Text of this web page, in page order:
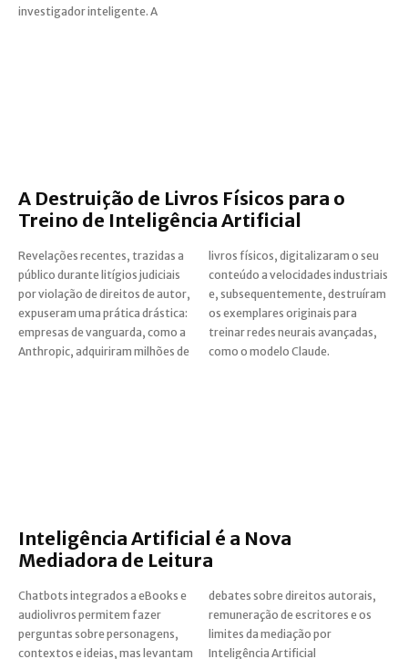
investigador inteligente. A
A Destruição de Livros Físicos para o
Treino de Inteligência Artificial
Revelações recentes, trazidas a
público durante litígios judiciais
por violação de direitos de autor,
expuseram uma prática drástica:
empresas de vanguarda, como a
Anthropic, adquiriram milhões de
livros físicos, digitalizaram o seu
conteúdo a velocidades industriais
e, subsequentemente, destruíram
os exemplares originais para
treinar redes neurais avançadas,
como o modelo Claude.
Inteligência Artificial é a Nova
Mediadora de Leitura
Chatbots integrados a eBooks e
audiolivros permitem fazer
perguntas sobre personagens,
contextos e ideias, mas levantam
debates sobre direitos autorais,
remuneração de escritores e os
limites da mediação por
Inteligência Artificial